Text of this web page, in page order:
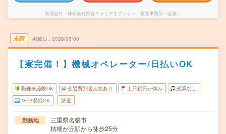
派遣会社 株式会社綜合キャリアオプション 製造事業部（全国）
未読 掲載日 2026/08/08
【寮完備！】機械オペレーター/日払いOK
職種未経験OK 交通費別途支給あり 土日祝日が休み 残業なし
WEB登録OK 派遣
勤務地
三重県名張市
桔梗が丘駅から徒歩25分